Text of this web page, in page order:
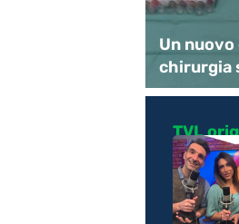
Un
chirurgia
TVL